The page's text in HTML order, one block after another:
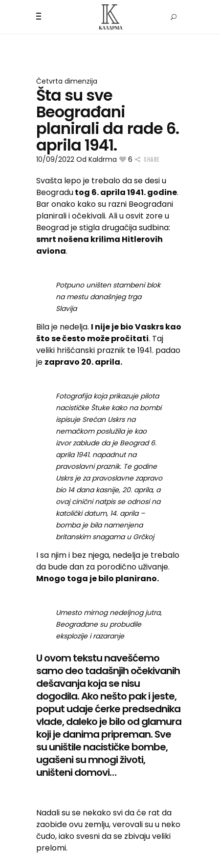
Četvrta dimenzija
Šta su sve
Beograđani
planirali da rade 6.
aprila 1941.
10/09/2022 Od Kaldrma 6 SHARE
Svašta lepo je trebalo da se desi u
Beogradutog 6. aprila 1941. godine.
Bar onako kako su razni Beograđani
planirali i očekivali. Ali u osvit zore u
Beograd je stigla drugačija sudbina:
smrt nošena krilima Hitlerovih
aviona.
Potpuno uništen stambeni blok
na mestu današnjeg trga
Slavija
Bila je nedelja. I nije je bio Vaskrs kao
što se često može pročitati. Taj
veliki hrišćanski praznik te 1941. padao
je zapravo 20. aprila.
Fotografija koja prikazuje pilota
nacističke Štuke kako na bombi
ispisuje Srećan Uskrs na
nemačkom poslužila je kao
izvor zablude da je Beograd 6.
aprila 1941. napadnut na
pravoslavni praznik. Te godine
Uskrs je za pravoslavne zapravo
bio 14 dana kasnije, 20. aprila, a
ovaj cinični natpis se odnosi na
katolički datum, 14. aprila –
bomba je bila namenjena
britanskim snagama u Grčkoj
I sa njim i bez njega, nedelja je trebalo
da bude dan za porodično uživanje.
Mnogo toga je bilo planirano.
Umesto mirnog nedeljnog jutra,
Beograđane su probudile
eksplozije i razaranje
U ovom tekstu navešćemo
samo deo tadašnjih očekivanih
dešavanja koja se nisu
dogodila. Ako nešto pak i jeste,
poput udaje ćerke predsednika
vlade, daleko je bilo od glamura
koji je danima pripreman. Sve
su uništile nacističke bombe,
ugašeni su mnogi životi,
uništeni domovi…
Nadali su se nekako svi da će rat da
zaobiđe ovu zemlju, verovali su u neko
čudo, iako svesni da se zbivaju veliki
prelomi.